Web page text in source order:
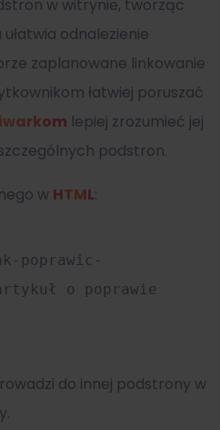
w witrynie, tworząc
odnalezienie
zaplanowane linkowanie
łatwiej poruszać
lepiej zrozumieć jej
podstron.
w HTML:
poprawic-
o poprawie
do innej podstrony w